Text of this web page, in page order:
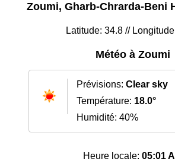
Zoumi, Gharb-Chrarda-Beni
Latitude: 34.8 //
Météo à Zoumi
Prévisions: Clear sky
Température: 18.0°
Humidité: 40%
Heure locale: 05:01